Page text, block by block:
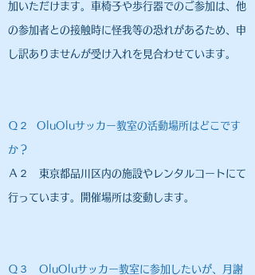
加いただけます。車椅子や歩行器でのご参加は、他
の参加者との接触時に怪我等の恐れがあるため、申
し訳ありませんが受け入れを見合わせています。
Ｑ２ OluOluサッカー教室の活動場所はどこです
か？
​Ａ２ 東京都品川区内の施設やレンタルコートにて
行っています。開催場所は変動します。
Ｑ３ OluOluサッカー教室に参加したいが、月謝